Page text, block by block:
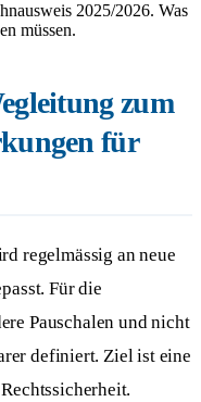
2025/2026. Was
müssen.
zum
für
regelmässig an neue
Für die
Pauschalen und nicht
definiert. Ziel ist eine